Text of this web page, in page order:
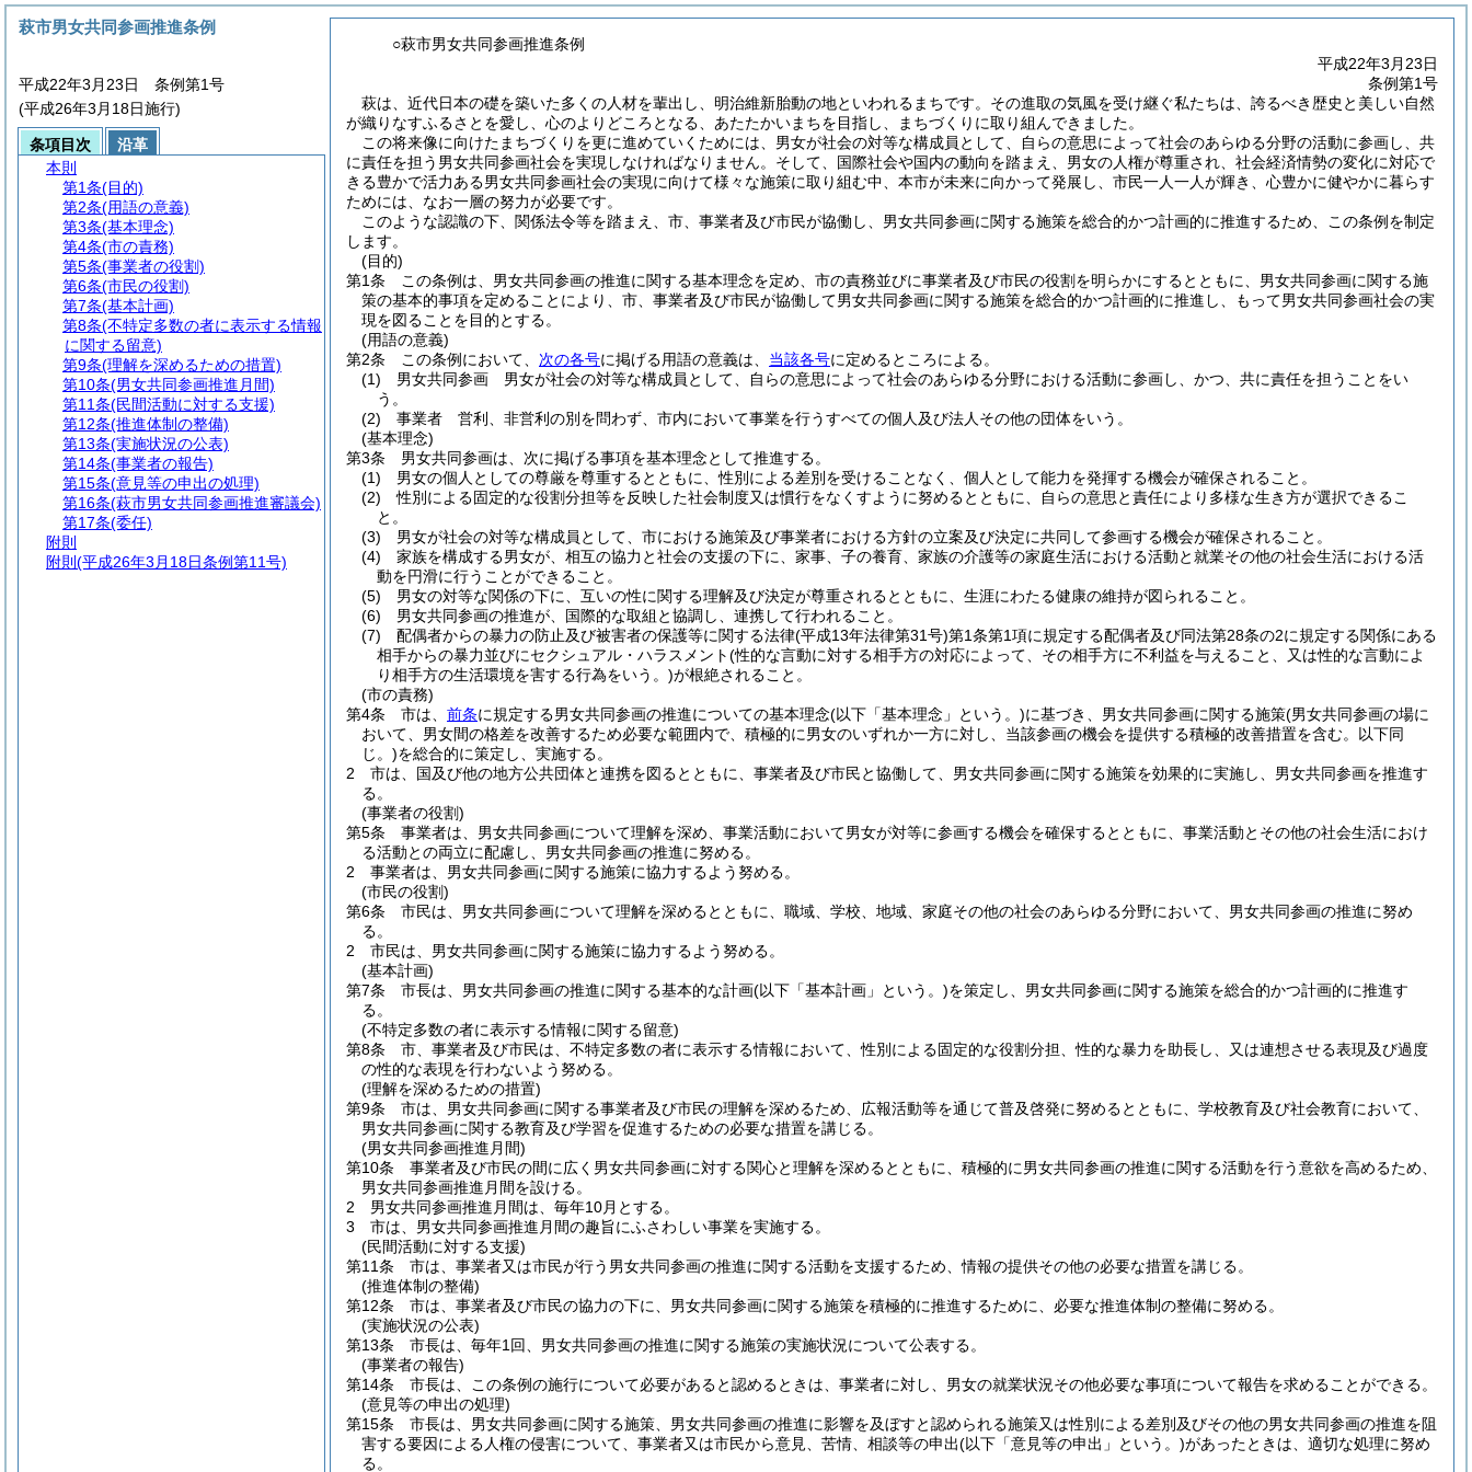
○萩市男女共同参画推進条例
平成22年3月23日
条例第1号
萩は、近代日本の礎を築いた多くの人材を輩出し、明治維新胎動の地といわれるまちです。その進取の気風を受け継ぐ私たちは、誇るべき歴史と美しい自然
が織りなすふるさとを愛し、心のよりどころとなる、あたたかいまちを目指し、まちづくりに取り組んできました。
この将来像に向けたまちづくりを更に進めていくためには、男女が社会の対等な構成員として、自らの意思によって社会のあらゆる分野の活動に参画し、共
に責任を担う男女共同参画社会を実現しなければなりません。そして、国際社会や国内の動向を踏まえ、男女の人権が尊重され、社会経済情勢の変化に対応で
きる豊かで活力ある男女共同参画社会の実現に向けて様々な施策に取り組む中、本市が未来に向かって発展し、市民一人一人が輝き、心豊かに健やかに暮らす
ためには、なお一層の努力が必要です。
このような認識の下、関係法令等を踏まえ、市、事業者及び市民が協働し、男女共同参画に関する施策を総合的かつ計画的に推進するため、この条例を制定
します。
(目的)
第1条
この条例は、男女共同参画の推進に関する基本理念を定め、市の責務並びに事業者及び市民の役割を明らかにするとともに、男女共同参画に関する施
策の基本的事項を定めることにより、市、事業者及び市民が協働して男女共同参画に関する施策を総合的かつ計画的に推進し、もって男女共同参画社会の実
現を図ることを目的とする。
(用語の意義)
第2条
この条例において、 次の各号に掲げる用語の意義は、 当該各号に定めるところによる。
(1)
男女共同参画 男女が社会の対等な構成員として、自らの意思によって社会のあらゆる分野における活動に参画し、かつ、共に責任を担うことをい
う。
(2)
事業者 営利、非営利の別を問わず、市内において事業を行うすべての個人及び法人その他の団体をいう。
(基本理念)
第3条
男女共同参画は、次に掲げる事項を基本理念として推進する。
(1)
男女の個人としての尊厳を尊重するとともに、性別による差別を受けることなく、個人として能力を発揮する機会が確保されること。
(2)
性別による固定的な役割分担等を反映した社会制度又は慣行をなくすように努めるとともに、自らの意思と責任により多様な生き方が選択できるこ
と。
(3)
男女が社会の対等な構成員として、市における施策及び事業者における方針の立案及び決定に共同して参画する機会が確保されること。
(4)
家族を構成する男女が、相互の協力と社会の支援の下に、家事、子の養育、家族の介護等の家庭生活における活動と就業その他の社会生活における活
動を円滑に行うことができること。
(5)
男女の対等な関係の下に、互いの性に関する理解及び決定が尊重されるとともに、生涯にわたる健康の維持が図られること。
(6)
男女共同参画の推進が、国際的な取組と協調し、連携して行われること。
(7)
配偶者からの暴力の防止及び被害者の保護等に関する法律(平成13年法律第31号)第1条第1項に規定する配偶者及び同法第28条の2に規定する関係にある
相手からの暴力並びにセクシュアル・ハラスメント(性的な言動に対する相手方の対応によって、その相手方に不利益を与えること、又は性的な言動によ
り相手方の生活環境を害する行為をいう。)が根絶されること。
(市の責務)
第4条
市は、 前条に規定する男女共同参画の推進についての基本理念(以下「基本理念」という。)に基づき、男女共同参画に関する施策(男女共同参画の場に
おいて、男女間の格差を改善するため必要な範囲内で、積極的に男女のいずれか一方に対し、当該参画の機会を提供する積極的改善措置を含む。以下同
じ。)を総合的に策定し、実施する。
2
市は、国及び他の地方公共団体と連携を図るとともに、事業者及び市民と協働して、男女共同参画に関する施策を効果的に実施し、男女共同参画を推進す
る。
(事業者の役割)
第5条
事業者は、男女共同参画について理解を深め、事業活動において男女が対等に参画する機会を確保するとともに、事業活動とその他の社会生活におけ
る活動との両立に配慮し、男女共同参画の推進に努める。
2
事業者は、男女共同参画に関する施策に協力するよう努める。
(市民の役割)
第6条
市民は、男女共同参画について理解を深めるとともに、職域、学校、地域、家庭その他の社会のあらゆる分野において、男女共同参画の推進に努め
る。
2
市民は、男女共同参画に関する施策に協力するよう努める。
(基本計画)
第7条
市長は、男女共同参画の推進に関する基本的な計画(以下「基本計画」という。)を策定し、男女共同参画に関する施策を総合的かつ計画的に推進す
る。
(不特定多数の者に表示する情報に関する留意)
第8条
市、事業者及び市民は、不特定多数の者に表示する情報において、性別による固定的な役割分担、性的な暴力を助長し、又は連想させる表現及び過度
の性的な表現を行わないよう努める。
(理解を深めるための措置)
第9条
市は、男女共同参画に関する事業者及び市民の理解を深めるため、広報活動等を通じて普及啓発に努めるとともに、学校教育及び社会教育において、
男女共同参画に関する教育及び学習を促進するための必要な措置を講じる。
(男女共同参画推進月間)
第10条
事業者及び市民の間に広く男女共同参画に対する関心と理解を深めるとともに、積極的に男女共同参画の推進に関する活動を行う意欲を高めるため、
男女共同参画推進月間を設ける。
2
男女共同参画推進月間は、毎年10月とする。
3
市は、男女共同参画推進月間の趣旨にふさわしい事業を実施する。
(民間活動に対する支援)
第11条
市は、事業者又は市民が行う男女共同参画の推進に関する活動を支援するため、情報の提供その他の必要な措置を講じる。
(推進体制の整備)
第12条
市は、事業者及び市民の協力の下に、男女共同参画に関する施策を積極的に推進するために、必要な推進体制の整備に努める。
(実施状況の公表)
第13条
市長は、毎年1回、男女共同参画の推進に関する施策の実施状況について公表する。
(事業者の報告)
第14条
市長は、この条例の施行について必要があると認めるときは、事業者に対し、男女の就業状況その他必要な事項について報告を求めることができる。
(意見等の申出の処理)
第15条
市長は、男女共同参画に関する施策、男女共同参画の推進に影響を及ぼすと認められる施策又は性別による差別及びその他の男女共同参画の推進を阻
害する要因による人権の侵害について、事業者又は市民から意見、苦情、相談等の申出(以下「意見等の申出」という。)があったときは、適切な処理に努め
る。
萩市男女共同参画推進条例
平成22年3月23日 条例第1号
(平成26年3月18日施行)
条項目次
沿革
本則
第1条(目的)
第2条(用語の意義)
第3条(基本理念)
第4条(市の責務)
第5条(事業者の役割)
第6条(市民の役割)
第7条(基本計画)
第8条(不特定多数の者に表示する情報
に関する留意)
第9条(理解を深めるための措置)
第10条(男女共同参画推進月間)
第11条(民間活動に対する支援)
第12条(推進体制の整備)
第13条(実施状況の公表)
第14条(事業者の報告)
第15条(意見等の申出の処理)
第16条(萩市男女共同参画推進審議会)
第17条(委任)
附則
附則 (平成26年3月18日条例第11号)